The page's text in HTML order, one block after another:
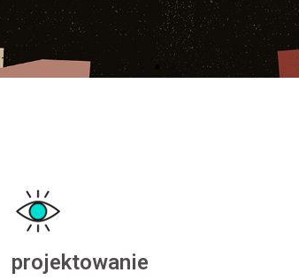
projektowanie